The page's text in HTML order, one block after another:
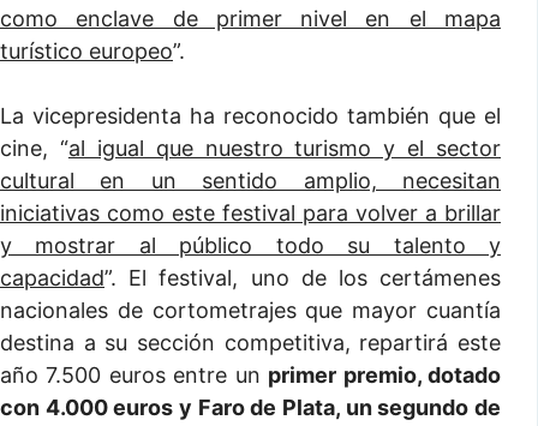
como enclave de primer nivel en el mapa
turístico europeo”.
La vicepresidenta ha reconocido también que el
cine, “al igual que nuestro turismo y el sector
cultural en un sentido amplio, necesitan
iniciativas como este festival para volver a brillar
y mostrar al público todo su talento y
capacidad”. El festival, uno de los certámenes
nacionales de cortometrajes que mayor cuantía
destina a su sección competitiva, repartirá este
año 7.500 euros entre un primer premio, dotado
con 4.000 euros y Faro de Plata, un segundo de